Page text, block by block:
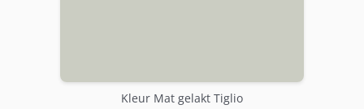
Kleur Mat gelakt Tiglio